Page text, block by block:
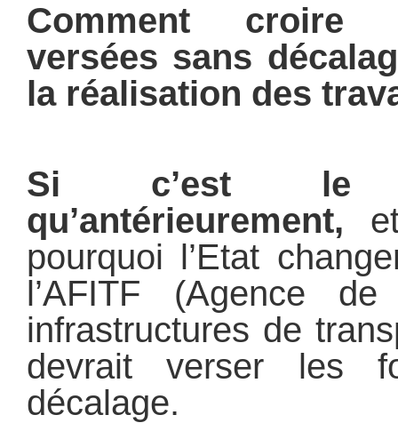
Comment croire
versées sans
la réalisation des
Si c’est le
qu’antérieurement,
pourquoi l’Etat
l’AFITF (Agence
infrastructures de
devrait verser les
décalage.